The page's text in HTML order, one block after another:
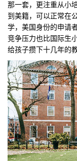
那一套，更注重从小
到美籍，可以正常在
学，美国身份的申请
竞争压力也比国际生
给孩子攒下十几年的